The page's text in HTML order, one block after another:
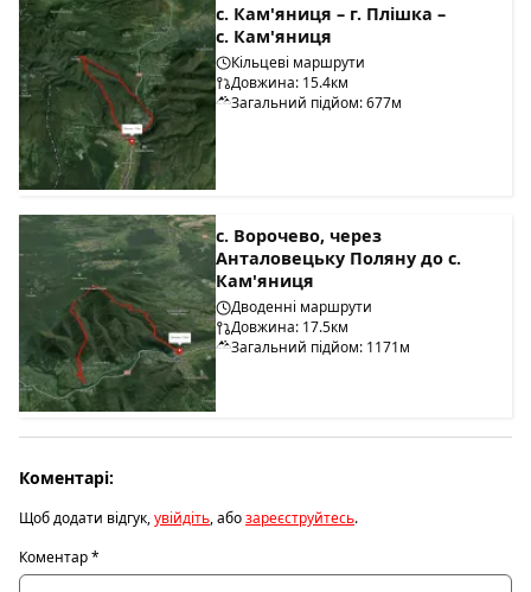
с. Кам'яниця – г. Плішка –
с. Кам'яниця
Кільцеві маршрути
Довжина: 15.4км
Загальний підйом: 677м
с. Ворочево, через
Анталовецьку Поляну до с.
Кам'яниця
Дводенні маршрути
Довжина: 17.5км
Загальний підйом: 1171м
Коментарі:
Щоб додати відгук,увійдіть, абозареєструйтесь.
Коментар*